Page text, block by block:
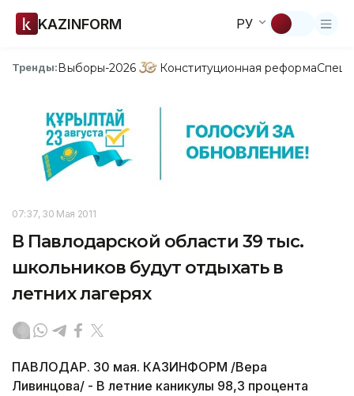
KAZINFORM РУ
Тренды:Выборы-2026 Конституционная реформа
07:37, 30 Мая 2011
В Павлодарской области 39 тыс.
школьников будут отдыхать в
летних лагерях
ПАВЛОДАР. 30 мая. КАЗИНФОРМ /Вера
Ливинцова/ - В летние каникулы 98,3 процента